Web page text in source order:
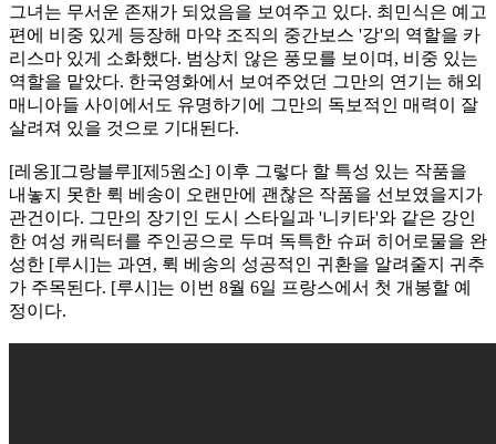
그녀는 무서운 존재가 되었음을 보여주고 있다. 최민식은 예고
편에 비중 있게 등장해 마약 조직의 중간보스 '강'의 역할을 카
리스마 있게 소화했다. 범상치 않은 풍모를 보이며, 비중 있는
역할을 맡았다. 한국영화에서 보여주었던 그만의 연기는 해외
매니아들 사이에서도 유명하기에 그만의 독보적인 매력이 잘
살려져 있을 것으로 기대된다.
[레옹][그랑블루][제5원소] 이후 그렇다 할 특성 있는 작품을
내놓지 못한 뤽 베송이 오랜만에 괜찮은 작품을 선보였을지가
관건이다. 그만의 장기인 도시 스타일과 '니키타'와 같은 강인
한 여성 캐릭터를 주인공으로 두며 독특한 슈퍼 히어로물을 완
성한 [루시]는 과연, 뤽 베송의 성공적인 귀환을 알려줄지 귀추
가 주목된다. [루시]는 이번 8월 6일 프랑스에서 첫 개봉할 예
정이다.